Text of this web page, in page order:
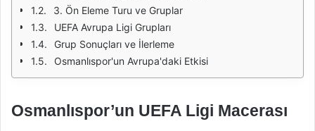
3. Ön Eleme Turu ve Gruplar
UEFA Avrupa Ligi Grupları
Grup Sonuçları ve İlerleme
Osmanlıspor'un Avrupa'daki Etkisi
Osmanlıspor’un UEFA Ligi Macerası